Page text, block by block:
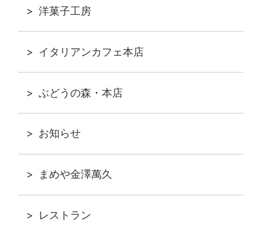
洋菓子工房
イタリアンカフェ本店
ぶどうの森・本店
お知らせ
まめや金澤萬久
レストラン